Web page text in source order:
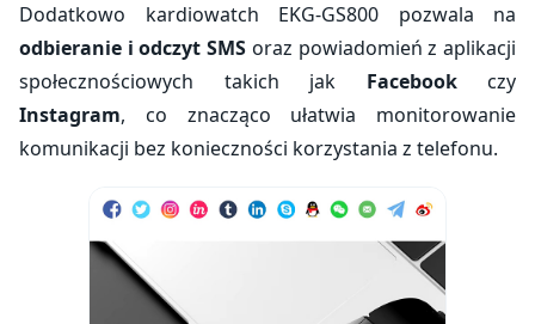
Dodatkowo kardiowatch EKG-GS800 pozwala na
odbieranie i odczyt SMS oraz powiadomień z aplikacji
społecznościowych takich jak Facebookczy
Instagram, co znacząco ułatwia monitorowanie
komunikacji bez konieczności korzystania z telefonu.